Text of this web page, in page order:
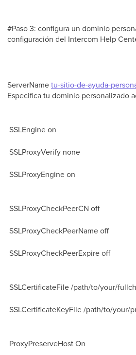
#Paso 3: configura un dominio
configuración del Intercom Help
ServerNametu-sitio-de-ayuda-
Especifica tu dominio personalizado
SSLEngine on
SSLProxyVerify none
SSLProxyEngine on
SSLProxyCheckPeerCN off
SSLProxyCheckPeerName off
SSLProxyCheckPeerExpire off
SSLCertificateFile /path/to/your/
SSLCertificateKeyFile /path/to/your/
ProxyPreserveHost On